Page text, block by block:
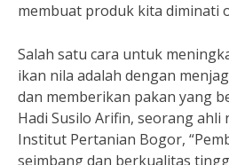
membuat produk kita diminati
Salah satu cara untuk
ikan nila adalah dengan
dan memberikan pakan yang
Hadi Susilo Arifin, seorang ahli
Institut Pertanian Bogor,
seimbang dan berkualitas